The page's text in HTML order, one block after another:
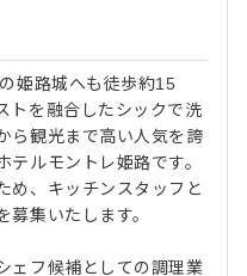
姫路城へも徒歩約15
トを融合したシックで洗
ら観光まで高い人気を誇
ルモントレ姫路です。
め、キッチンスタッフと
募集いたします。
ェフ候補としての調理業